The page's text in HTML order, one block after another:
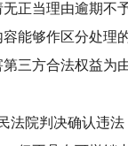
当理由逾期不
够作区分处理
方合法权益为
法院判决确认违法